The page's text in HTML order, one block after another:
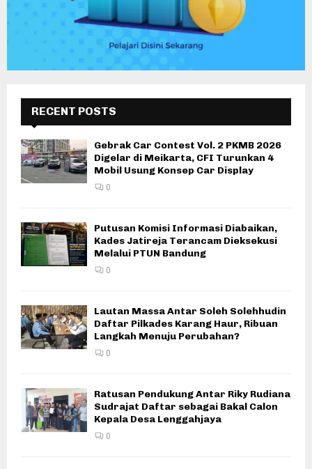
RECENT POSTS
Gebrak Car Contest Vol. 2 PKMB 2026
Digelar di Meikarta, CFI Turunkan 4
Mobil Usung Konsep Car Display
0
Putusan Komisi Informasi Diabaikan,
Kades Jatireja Terancam Dieksekusi
Melalui PTUN Bandung
0
Lautan Massa Antar Soleh Solehhudin
Daftar Pilkades Karang Haur, Ribuan
Langkah Menuju Perubahan?
0
Ratusan Pendukung Antar Riky Rudiana
Sudrajat Daftar sebagai Bakal Calon
Kepala Desa Lenggahjaya
0